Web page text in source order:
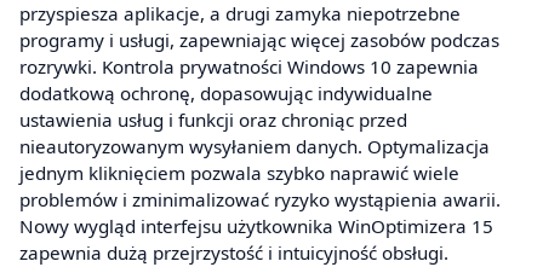
przyspiesza aplikacje, a drugi zamyka niepotrzebne
programy i usługi, zapewniając więcej zasobów podczas
rozrywki. Kontrola prywatności Windows 10 zapewnia
dodatkową ochronę, dopasowując indywidualne
ustawienia usług i funkcji oraz chroniąc przed
nieautoryzowanym wysyłaniem danych. Optymalizacja
jednym kliknięciem pozwala szybko naprawić wiele
problemów i zminimalizować ryzyko wystąpienia awarii.
Nowy wygląd interfejsu użytkownika WinOptimizera 15
zapewnia dużą przejrzystość i intuicyjność obsługi.